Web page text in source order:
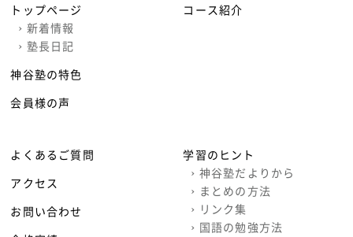
トップページ
› 新着情報
› 塾長日記
神谷塾の特色
会員様の声
コース紹介
よくあるご質問
アクセス
お問い合わせ
学習のヒント
› 神谷塾だよりから
› まとめの方法
› リンク集
› 国語の勉強方法